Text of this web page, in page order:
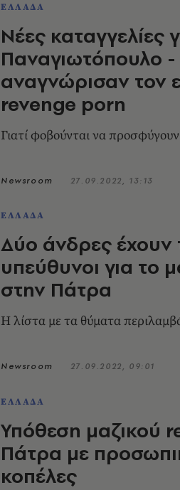
ΕΛΛΑΔΑ
Νέες καταγγελίες
Παναγιωτόπουλο -
αναγνώρισαν τον
revenge porn
Γιατί φοβούνται να
Newsroom 27.09.2022, 13:13
ΕΛΛΑΔΑ
Δύο άνδρες έχουν
υπεύθυνοι για το
στην Πάτρα
Η λίστα με τα θύματα
Newsroom 27.09.2022, 09:01
ΕΛΛΑΔΑ
Υπόθεση μαζικού
Πάτρα με
κοπέλες